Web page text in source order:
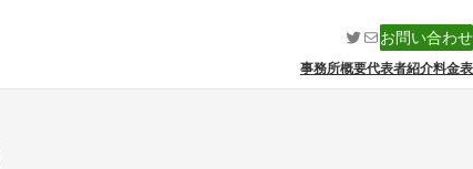
Twitter
メールお問い合わせ
事務所概要代表者紹介料金表